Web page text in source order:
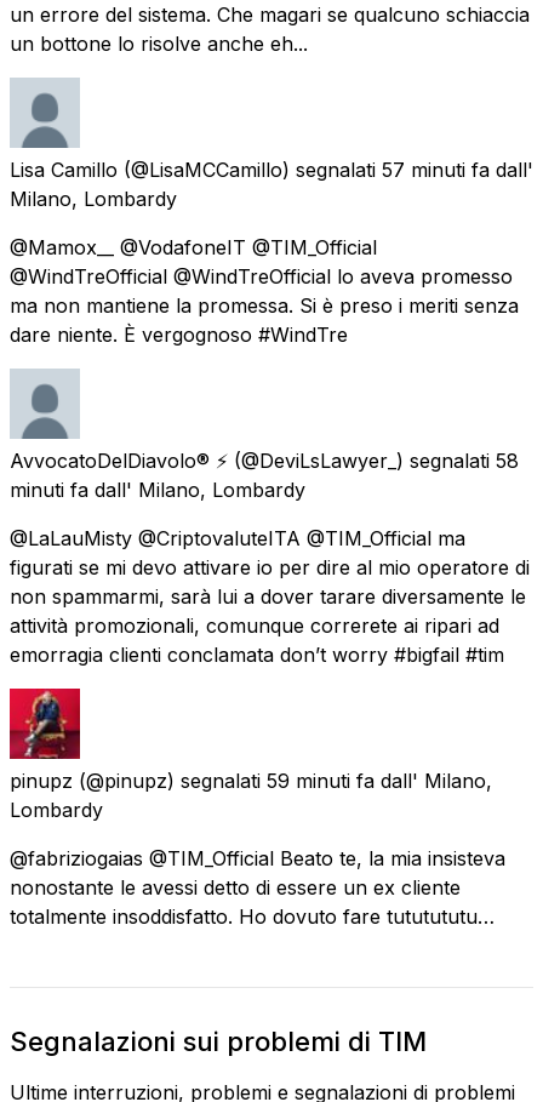
un errore del sistema. Che magari se qualcuno schiaccia
un bottone lo risolve anche eh...
Lisa Camillo (@LisaMCCamillo) segnalati 57 minuti fa dall'
Milano, Lombardy
@Mamox__ @VodafoneIT @TIM_Official
@WindTreOfficial @WindTreOfficial lo aveva promesso
ma non mantiene la promessa. Si è preso i meriti senza
dare niente. È vergognoso #WindTre
AvvocatoDelDiavolo® ⚡ (@DeviLsLawyer_) segnalati 58
minuti fa dall' Milano, Lombardy
@LaLauMisty @CriptovaluteITA @TIM_Official ma
figurati se mi devo attivare io per dire al mio operatore di
non spammarmi, sarà lui a dover tarare diversamente le
attività promozionali, comunque correrete ai ripari ad
emorragia clienti conclamata don’t worry #bigfail #tim
pinupz (@pinupz) segnalati 59 minuti fa dall' Milano,
Lombardy
@fabriziogaias @TIM_Official Beato te, la mia insisteva
nonostante le avessi detto di essere un ex cliente
totalmente insoddisfatto. Ho dovuto fare tututututu…
Segnalazioni sui problemi di TIM
Ultime interruzioni, problemi e segnalazioni di problemi